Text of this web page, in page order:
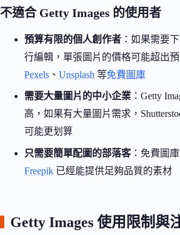
不適合 Getty Images 的使用者
預算有限的個人創作者 ：如果需要
行編輯，單張圖片的價格可能超出
Pexels 、 Unsplash 等免費圖庫
需要大量圖片的中小企業 ：Getty
高，如果有大量圖片需求，
可能更划算
只需要簡單配圖的部落客 ：免費圖
Freepik 已經能提供足夠品質的素材
Getty Images 使用限制與